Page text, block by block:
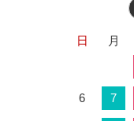
日 月
6 7